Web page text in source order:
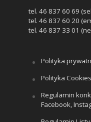
tel. 46 837 60 69
tel. 46 837 60 20
tel. 46 837 33 01
Polityka
Polityka Cookies
Regulamin
Facebook,